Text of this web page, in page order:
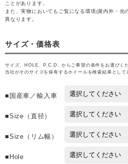
ことがあります。
また、実物においてもご覧になる環境(屋内外・光
異なります。
サイズ・価格表
サイズ、HOLE、P.C.D. からご希望の条件をお選びくだ
当社がそのサイズを保有するホイールを検索結果として
■国産車／輸入車
■Size（直径）
■Size（リム幅）
■Hole